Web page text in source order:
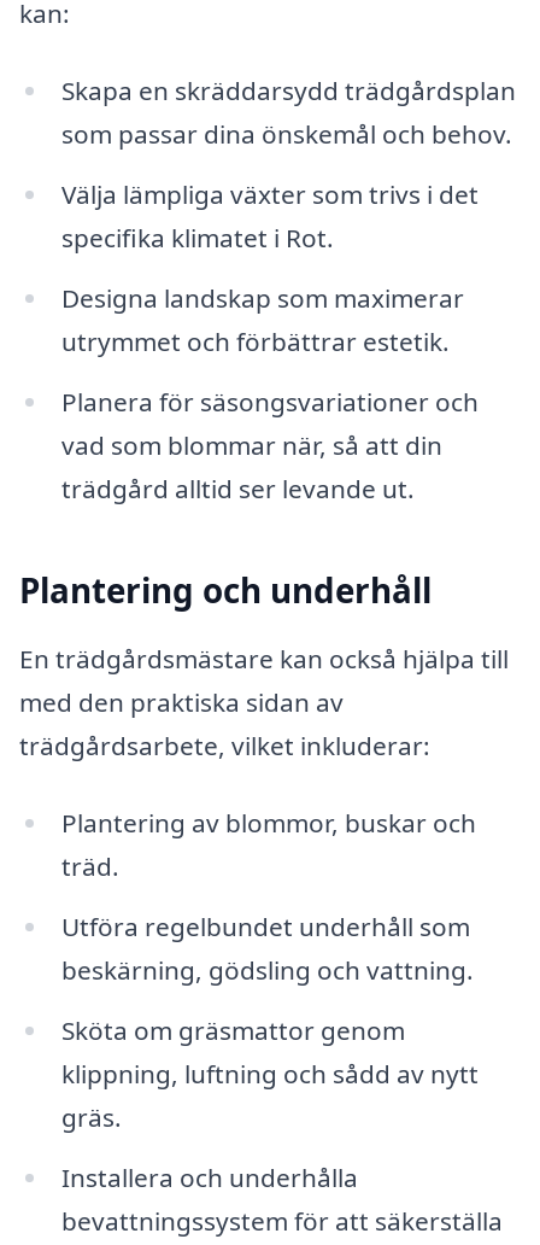
kan:
Skapa en skräddarsydd trädgårdsplan
som passar dina önskemål och behov.
Välja lämpliga växter som trivs i det
specifika klimatet i Rot.
Designa landskap som maximerar
utrymmet och förbättrar estetik.
Planera för säsongsvariationer och
vad som blommar när, så att din
trädgård alltid ser levande ut.
Plantering och underhåll
En trädgårdsmästare kan också hjälpa till
med den praktiska sidan av
trädgårdsarbete, vilket inkluderar:
Plantering av blommor, buskar och
träd.
Utföra regelbundet underhåll som
beskärning, gödsling och vattning.
Sköta om gräsmattor genom
klippning, luftning och sådd av nytt
gräs.
Installera och underhålla
bevattningssystem för att säkerställa